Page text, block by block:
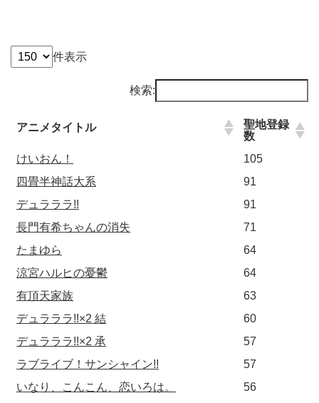
件表示
検索:
アニメタイトル
聖地登録
数
けいおん！
105
四畳半神話大系
91
デュラララ!!
91
長門有希ちゃんの消失
71
たまゆら
64
涼宮ハルヒの憂鬱
64
有頂天家族
63
デュラララ!!×2 結
60
デュラララ!!×2 承
57
ラブライブ！サンシャイン!!
57
いなり、こんこん、恋いろは。
56